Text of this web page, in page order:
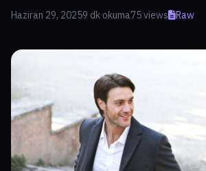
Haziran 29, 20259 dk okuma75 views Raw